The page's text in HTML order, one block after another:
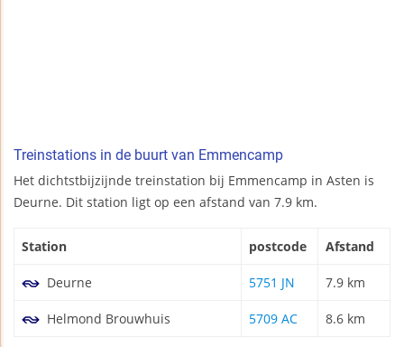
Treinstations in de buurt van Emmencamp
Het dichtstbijzijnde treinstation bij Emmencamp in Asten is
Deurne. Dit station ligt op een afstand van 7.9 km.
Station postcode Afstand
Deurne 5751 JN 7.9 km
Helmond Brouwhuis 5709 AC 8.6 km